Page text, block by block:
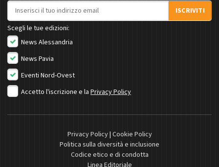
Indirizzo email
ISCRIVITI
Scegli le tue edizioni:
News Alessandria
News Pavia
Eventi Nord-Ovest
Accetto l'iscrizione e la Privacy Policy
Privacy Policy| Cookie Policy
Politica sulla diversità e inclusione
Codice etico e di condotta